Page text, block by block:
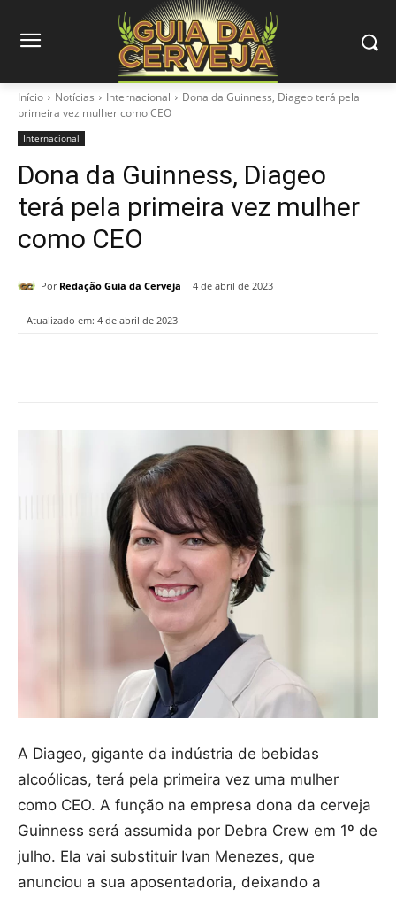
Início Notícias Internacional
Dona da Guinness, Diageo terá pela
primeira vez mulher como CEO
Internacional
Dona da Guinness, Diageo
terá pela primeira vez mulher
como CEO
Por Redação Guia da Cerveja 4 de abril de 2023
Atualizado em: 4 de abril de 2023
A Diageo, gigante da indústria de bebidas
alcoólicas, terá pela primeira vez uma mulher
como CEO. A função na empresa dona da cerveja
Guinness será assumida por Debra Crew em 1º de
julho. Ela vai substituir Ivan Menezes, que
anunciou a sua aposentadoria, deixando a